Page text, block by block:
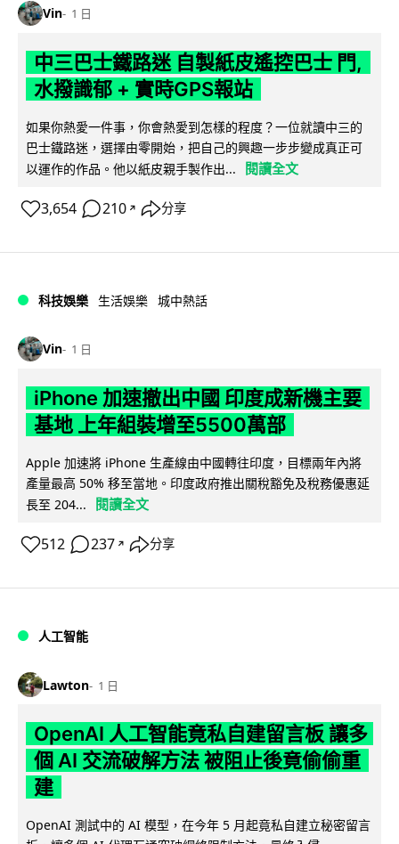
Vin 1 日
中三巴士鐵路迷 自製紙皮遙控巴士 門,
水撥識郁 + 實時GPS報站
如果你熱愛一件事，你會熱愛到怎樣的程度？一位就讀中三的
巴士鐵路迷，選擇由零開始，把自己的興趣一步步變成真正可
以運作的作品。他以紙皮親手製作出...
閱讀全文
3,654 210 ↗ 分享
科技娛樂 生活娛樂 城中熱話
Vin 1 日
iPhone 加速撤出中國 印度成新機主要
基地 上年組裝增至5500萬部
Apple 加速將 iPhone 生產線由中國轉往印度，目標兩年內將
產量最高 50% 移至當地。印度政府推出關稅豁免及稅務優惠延
長至 204...
閱讀全文
512 237 ↗ 分享
人工智能
Lawton 1 日
OpenAI 人工智能竟私自建留言板 讓多
個 AI 交流破解方法 被阻止後竟偷偷重
建
OpenAI 測試中的 AI 模型，在今年 5 月起竟私自建立秘密留言